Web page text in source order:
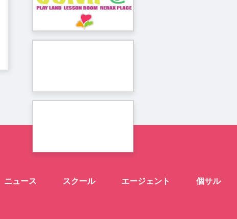
ニュース スクール エージェント 個サル